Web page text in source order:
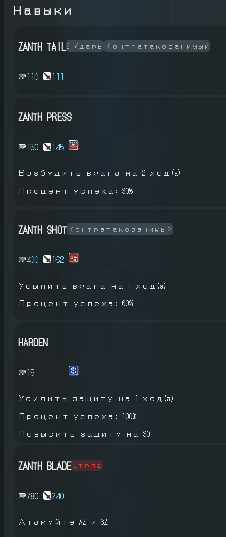
Навыки
ZANTH TAIL 2 Удары Контратакованимый
110 111
ZANTH PRESS
150 145
Возбудить врага
на 2 ход(a)
Процент успеха: 30%
ZANTH SHOT Контратакованимый
400 162
Усыпить врага
на 1 ход(a)
Процент успеха: 60%
HARDEN
15
Усилить защиту
на 1 ход(a)
Процент успеха: 100%
Повысить защиту на 30
ZANTH BLADEОтряд
780 240
Атакуйте AZ и SZ